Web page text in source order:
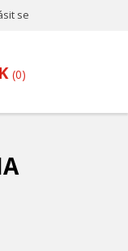
se
0